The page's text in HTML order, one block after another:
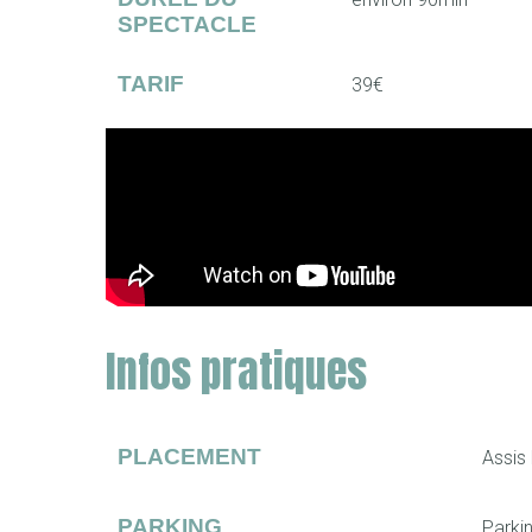
SPECTACLE
TARIF 39€
Infos pratiques
PLACEMENT Assis
PARKING